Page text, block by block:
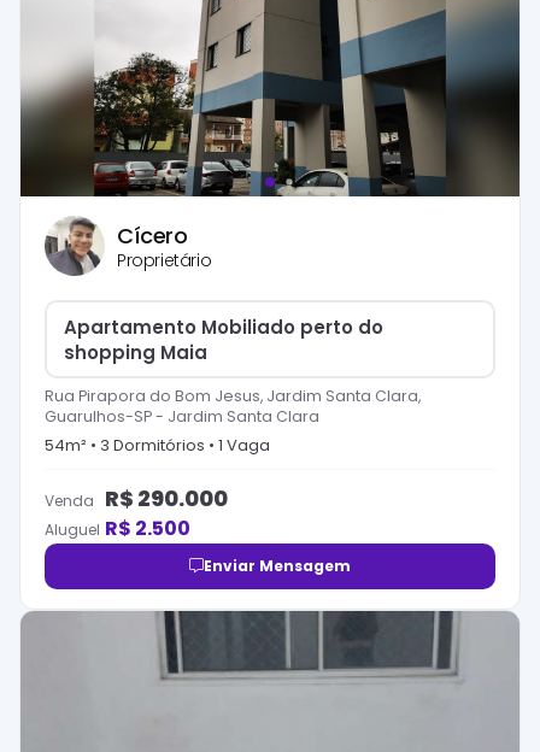
Cícero
Proprietário
Apartamento Mobiliado perto do
shopping Maia
Rua Pirapora do Bom Jesus, Jardim Santa Clara,
Guarulhos-SP- Jardim Santa Clara
54m² • 3 Dormitórios • 1 Vaga
Venda R$ 290.000
Aluguel R$ 2.500
Enviar Mensagem